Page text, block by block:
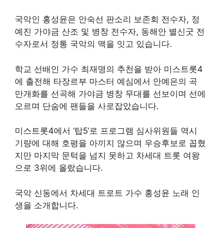
국악인 홍성윤은 안숙선 판소리 보존회 전수자, 정
예진 가야금 산조 및 병창 전수자, 동해안 별신굿 전
수자로서 정통 국악의 맥을 잇고 있습니다.
학교 선배인 가수 최재명의 추천을 받아 미스트롯4
에 출전해 타장르부 마스터 예심에서 안예은의 곡
만개화를 선곡해 가야금 병창 무대를 선보이며 선에
오르며 단숨에 팬들을 사로잡았습니다.
미스트롯4에서 ‘탑5’로 프로그램 심사위원들 역시
기량에 대해 호평을 아끼지 않으며 우승후보로 꼽혔
지만 마지막 문턱을 넘지 못하고 차세대 트롯 여왕
으로 3위에 올랐습니다.
국악 신동에서 차세대 트로트 가수 홍성윤 노래 인
생을 소개합니다.